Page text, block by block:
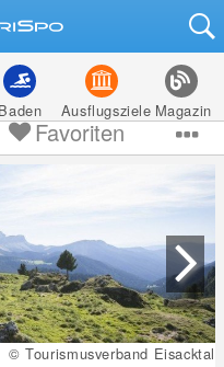
Baden Ausflugsziele Magazin
Favoriten
© Tourismusverband Eisacktal